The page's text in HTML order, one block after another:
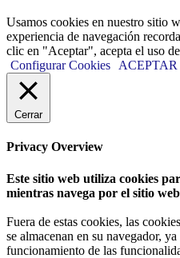
Usamos cookies en nuestro sitio
experiencia de navegación
clic en "Aceptar", acepta el uso
Configurar Cookies
ACEPTAR
Cerrar
Privacy Overview
Este sitio web utiliza cookies
mientras navega por el sitio web
Fuera de estas cookies, las
se almacenan en su navegador,
funcionamiento de las